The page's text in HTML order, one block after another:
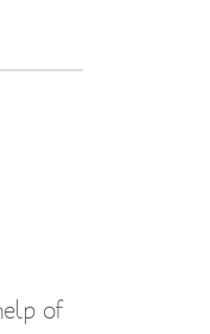
La
de
5
of